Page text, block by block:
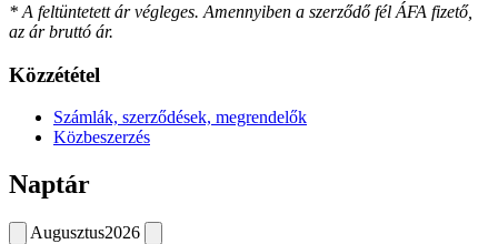
* A feltüntetett ár végleges. Amennyiben a szerződő fél ÁFA fizető,
az ár bruttó ár.
Közzététel
Számlák, szerződések, megrendelők
Közbeszerzés
Naptár
Augusztus2026